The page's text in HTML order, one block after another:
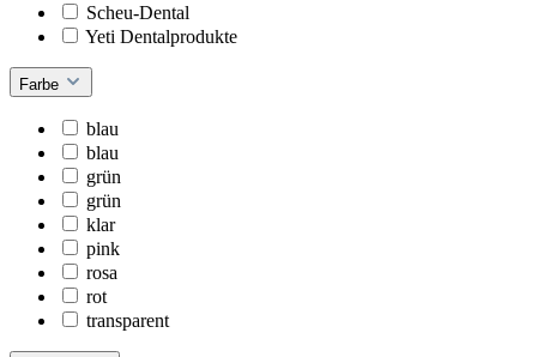
Scheu-Dental
Yeti Dentalprodukte
Farbe
blau
blau
grün
grün
klar
pink
rosa
rot
transparent